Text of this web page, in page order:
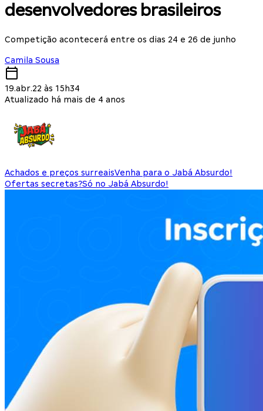
desenvolvedores brasileiros
Competição acontecerá entre os dias 24 e 26 de junho
Camila Sousa
19.abr.22 às 15h34
Atualizado há mais de 4 anos
Achados e preços surreaisVenha para o Jabá Absurdo!
Ofertas secretas?Só no Jabá Absurdo!